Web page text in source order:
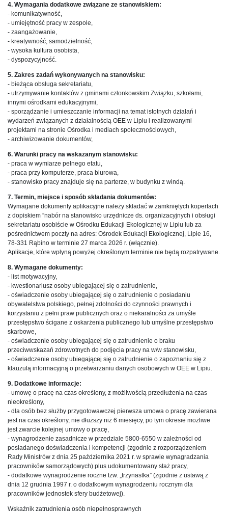
4. Wymagania dodatkowe związane ze stanowiskiem:
- komunikatywność,
- umiejętność pracy w zespole,
- zaangażowanie,
- kreatywność, samodzielność,
- wysoka kultura osobista,
- dyspozycyjność.
5. Zakres zadań wykonywanych na stanowisku:
- bieżąca obsługa sekretariatu,
- utrzymywanie kontaktów z gminami członkowskim Związku, szkołami,
innymi ośrodkami edukacyjnymi,
- sporządzanie i umieszczanie informacji na temat istotnych działań i
wydarzeń związanych z działalnością OEE w Lipiu i realizowanymi
projektami na stronie Ośrodka i mediach społecznościowych,
- archiwizowanie dokumentów,
6. Warunki pracy na wskazanym stanowisku:
- praca w wymiarze pełnego etatu,
- praca przy komputerze, praca biurowa,
- stanowisko pracy znajduje się na parterze, w budynku z windą.
7. Termin, miejsce i sposób składania dokumentów:
Wymagane dokumenty aplikacyjne należy składać w zamkniętych kopertach
z dopiskiem ”nabór na stanowisko urzędnicze ds. organizacyjnych i obsługi
sekretariatu osobiście w Ośrodku Edukacji Ekologicznej w Lipiu lub za
pośrednictwem poczty na adres: Ośrodek Edukacji Ekologicznej, Lipie 16,
78-331 Rąbino w terminie 27 marca 2026 r. (włącznie).
Aplikacje, które wpłyną powyżej określonym terminie nie będą rozpatrywane.
8. Wymagane dokumenty:
- list motywacyjny,
- kwestionariusz osoby ubiegającej się o zatrudnienie,
- oświadczenie osoby ubiegającej się o zatrudnienie o posiadaniu
obywatelstwa polskiego, pełnej zdolności do czynności prawnych i
korzystaniu z pełni praw publicznych oraz o niekaralności za umyśle
przestępstwo ścigane z oskarżenia publicznego lub umyślne przestępstwo
skarbowe,
- oświadczenie osoby ubiegającej się o zatrudnienie o braku
przeciwwskazań zdrowotnych do podjęcia pracy na w/w stanowisku,
- oświadczenie osoby ubiegającej się o zatrudnienie o zapoznaniu się z
klauzulą informacyjną o przetwarzaniu danych osobowych w OEE w Lipiu.
9. Dodatkowe informacje:
- umowę o pracę na czas określony, z możliwością przedłużenia na czas
nieokreślony,
- dla osób bez służby przygotowawczej pierwsza umowa o pracę zawierana
jest na czas określony, nie dłuższy niż 6 miesięcy, po tym okresie możliwe
jest zwarcie kolejnej umowy o pracę,
- wynagrodzenie zasadnicze w przedziale 5800-6550 w zależności od
posiadanego doświadczenia i kompetencji (zgodnie z rozporządzeniem
Rady Ministrów z dnia 25 października 2021 r. w sprawie wynagradzania
pracowników samorządowych) plus udokumentowany staż pracy,
- dodatkowe wynagrodzenie roczne tzw. „trzynastka” (zgodnie z ustawą z
dnia 12 grudnia 1997 r. o dodatkowym wynagrodzeniu rocznym dla
pracowników jednostek sfery budżetowej).
Wskaźnik zatrudnienia osób niepełnosprawnych